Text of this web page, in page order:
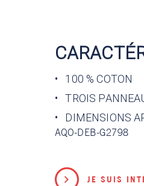
•
100 % COTON
•
TROIS
• DIMENSIONS
AQO-DEB-G2798
JE SUIS